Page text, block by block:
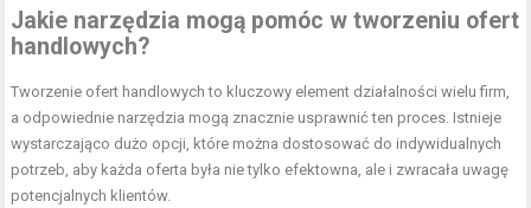
Jakie narzędzia mogą pomóc w tworzeniu ofert
handlowych?
Tworzenie ofert handlowych to kluczowy element działalności wielu firm,
a odpowiednie narzędzia mogą znacznie usprawnić ten proces. Istnieje
wystarczająco dużo opcji, które można dostosować do indywidualnych
potrzeb, aby każda oferta była nie tylko efektowna, ale i zwracała uwagę
potencjalnych klientów.